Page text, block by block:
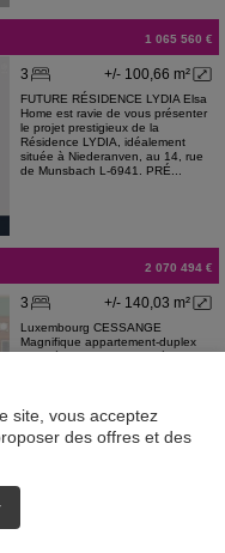
1 065 560 €
+/- 100,66 m²
3
FUTURE RÉSIDENCE LYDIA Elsa
Home est ravie de vous présenter
le projet prestigieux de la
Résidence LYDIA, idéalement
située à Niederanven, au 14, rue
de Munsbach L-6941. PRÉ...
2 070 494 €
+/- 140,03 m²
3
Luxembourg CESSANGE
Magnifique appartement-duplex
inversé en construction Dès
3
site, vous acceptez
des offres et des